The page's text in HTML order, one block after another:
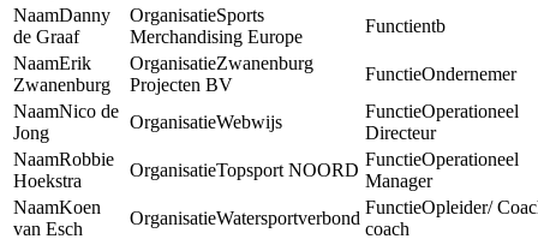
Danny
de Graaf
Sports
Merchandising Europe
ntb
Erik
Zwanenburg
Zwanenburg
Projecten BV
Ondernemer
Nico de
Jong
Webwijs
Operationeel
Directeur
Robbie
Hoekstra
Topsport NOORD
Operationeel
Manager
Koen
van Esch
Watersportverbond
Opleider/
coach